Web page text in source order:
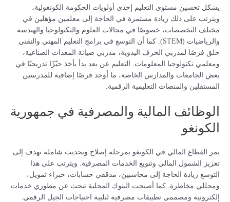
يشكل تحسين مستوى التعليم إحدى أولويات الحكومة الكونغولية،
ويترتب على ذلك زيادة مستمرة في الحاجة إلى معلمين مؤهلين في
مختلف التخصصات، خصوصًا في مجالات العلوم والتكنولوجيا والهندسة
والرياضيات (STEM). كما أن التوسع في برامج التعليم المهني والتقني
خلق فرصًا لمدربي الحرف اليدوية، مدربي صيانة المعدات الصناعية،
ومعلمي تكنولوجيا المعلومات. التعليم عن بعد بدأ يأخذ حيّزًا تدريجيًا في
بعض الجامعات والمدارس الخاصة، ما أوجد فرصًا إضافية للمدرسين
المستقلين والمنصات التعليمية الرقمية.
الوظائف المالية والمصرفية في جمهورية
الكونغو
يمر القطاع المالي في الكونغو بمرحلة إصلاح وتحديث شاملة تهدف إلى
تعزيز الشمول المالي وتنويع الخدمات المصرفية. ويترتب على هذا
التوسع زيادة الحاجة إلى محاسبين، مدققي حسابات، خبراء تمويل،
ومحللي مخاطرة. كما أصبحت البنوك المحلية تبحث عن مطوري خدمات
إلكترونية ومصممي تطبيقات مصرفية لتلبية احتياجات الجيل الرقمي.